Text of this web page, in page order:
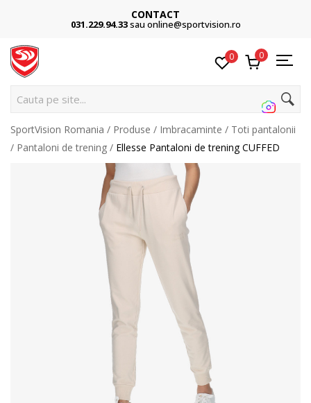
CONTACT
031.229.94.33sau online@sportvision.ro
0 0
Cauta pe site...
SportVision Romania Produse Imbracaminte
Toti pantalonii
Pantaloni de trening
Ellesse Pantaloni de trening CUFFED